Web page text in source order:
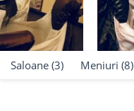
Saloane (3) Meniuri (8)